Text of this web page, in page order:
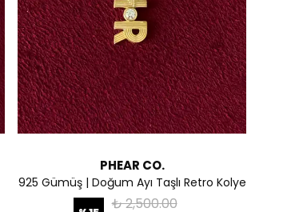
PHEAR CO.
925 Gümüş | Doğum Ayı Taşlı Retro Kolye
₺ 2,500.00